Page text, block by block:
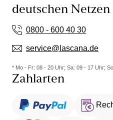
deutschen Netzen
0800 - 600 40 30
service@lascana.de
* Mo - Fr: 08 - 20 Uhr; Sa: 09 - 17 Uhr;
Zahlarten